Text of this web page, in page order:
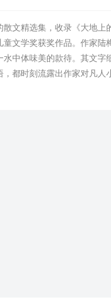
散文精选集，收录《大地
文学奖获奖作品。作家
中体味美的款待。其文
都时刻流露出作家对凡